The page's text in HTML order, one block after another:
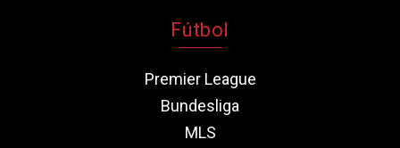
Fútbol
Premier League
Bundesliga
MLS